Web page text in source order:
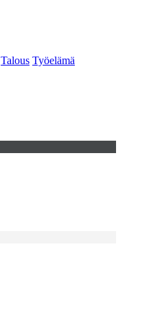
Talous Työelämä